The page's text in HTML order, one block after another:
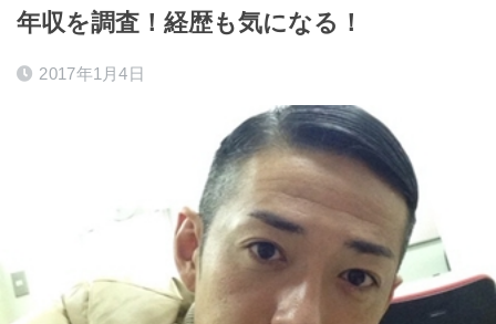
年収を調査！経歴も気になる！
2017年1月4日